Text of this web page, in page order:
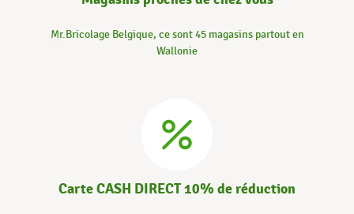
Mr.Bricolage Belgique, ce sont 45 magasins partout en
Wallonie
Carte CASH DIRECT 10% de réduction